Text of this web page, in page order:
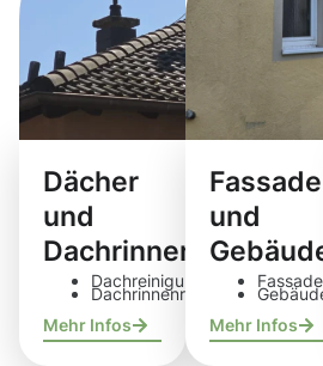
Dächer
und
Dachrinnen
Dachreinigung
Dachrinnenreinigung
Mehr Infos
und
Mehr Infos